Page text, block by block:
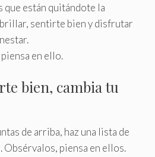
que están quitándote la
sentirte bien y disfrutar
en ello.
bien, cambia tu
de arriba, haz una lista de
Obsérvalos, piensa en ellos.